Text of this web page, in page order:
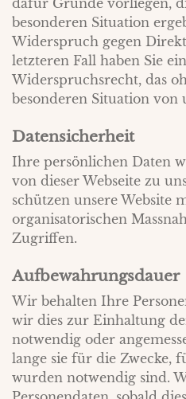
dafür Gründe vorliegen,
besonderen Situation
Widerspruch gegen
letzteren Fall haben Sie
Widerspruchsrecht, das
besonderen Situation von
Datensicherheit
Ihre persönlichen Daten
von dieser Webseite zu
schützen unsere Website
organisatorischen
Zugriffen.
Aufbewahrungsdauer
Wir behalten Ihre
wir dies zur Einhaltung
notwendig oder
lange sie für die Zwecke,
wurden notwendig sind.